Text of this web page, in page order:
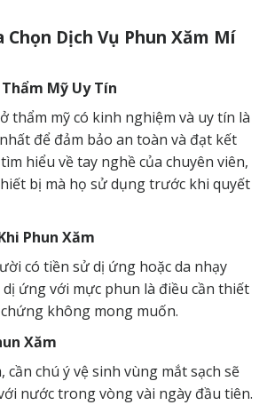
Chọn Dịch Vụ Phun Xăm Mí
Mỹ Uy Tín
thẩm mỹ có kinh nghiệm và uy tín là
để đảm bảo an toàn và đạt kết
hiểu về tay nghề của chuyên viên,
bị mà họ sử dụng trước khi quyết
Phun Xăm
có tiền sử dị ứng hoặc da nhạy
dị ứng với mực phun là điều cần thiết
không mong muốn.
Xăm
cần chú ý vệ sinh vùng mắt sạch sẽ
nước trong vòng vài ngày đầu tiên.